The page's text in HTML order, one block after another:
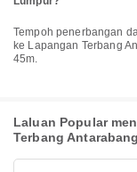
Tempoh penerbangan dari Lapangan Terbang Antarabangsa Allama Iqbal
ke Lapangan Terbang
45m.
Laluan Popular
Terbang